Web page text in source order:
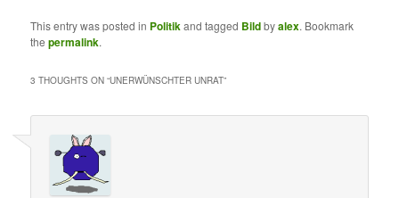
This entry was posted in Politikand tagged Bildbyalex. Bookmark
thepermalink.
3 THOUGHTS ON “UNERWÜNSCHTER UNRAT”